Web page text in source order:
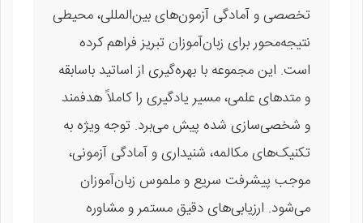
تخصصی و آمادگی آزمون‌های بین‌المللی، محیطی
نتیجه‌محور برای زبان‌آموزان تبریز فراهم کرده
است. این مجموعه با بهره‌گیری از اساتید باسابقه
و متدهای علمی، مسیر یادگیری را کاملاً هدفمند
و شخصی‌سازی شده پیش می‌برد. توجه ویژه به
تکنیک‌های مکالمه، شنیداری و آمادگی آزمونی،
موجب پیشرفت سریع و ملموس زبان‌آموزان
می‌شود. ارزیابی‌های دقیق مستمر و مشاوره